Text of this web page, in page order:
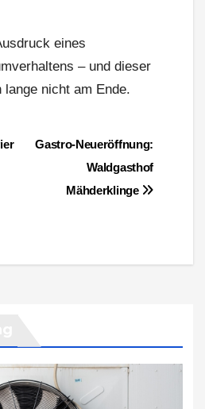
eines
– und dieser
nicht am Ende.
Gastro-Neueröffnung:
Waldgasthof
Mähderklinge